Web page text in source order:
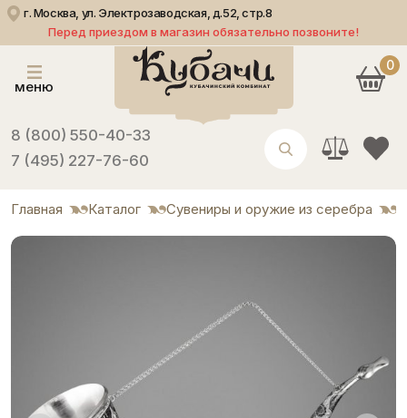
г. Москва, ул. Электрозаводская, д.52, стр.8
Перед приездом в магазин обязательно позвоните!
меню
8 (800) 550-40-33
7 (495) 227-76-60
0
Главная Каталог Сувениры и оружие из серебра